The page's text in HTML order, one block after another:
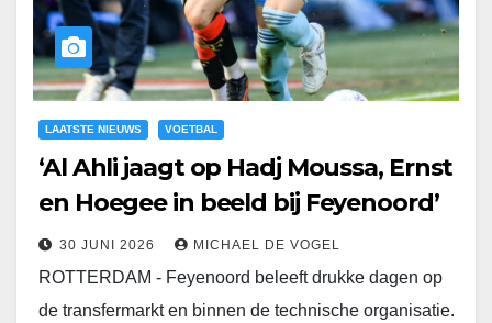
LAATSTE NIEUWS VOETBAL
‘Al Ahli jaagt op Hadj Moussa, Ernst
en Hoegee in beeld bij Feyenoord’
30 JUNI 2026 MICHAEL DE VOGEL
ROTTERDAM - Feyenoord beleeft drukke dagen op
de transfermarkt en binnen de technische organisatie.